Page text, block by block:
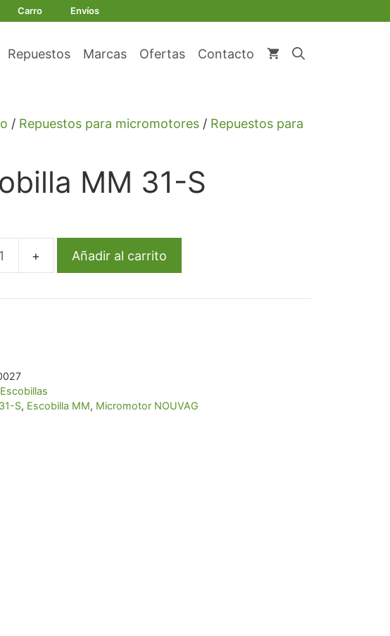
Carro Envíos
Repuestos Marcas Ofertas Contacto
/ Repuestos para micromotores / Repuestos para
MM 31-S
Añadir al carrito
Escobillas
31-S, Escobilla MM, Micromotor NOUVAG
S